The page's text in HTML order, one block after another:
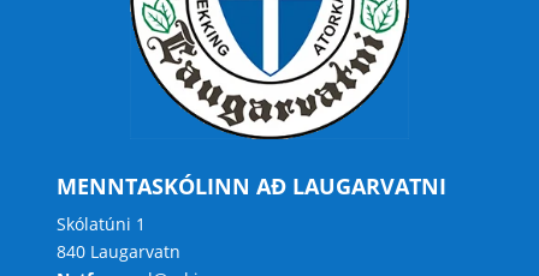
MENNTASKÓLINN AÐ LAUGARVATNI
Skólatúni 1
840 Laugarvatn